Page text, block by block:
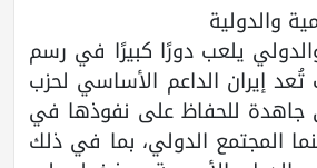
والدولية
يلعب دورًا كبيرًا في رسم
تُعد إيران الداعم الأساسي لحزب
للحفاظ على نفوذها في
المجتمع الدولي، بما في ذلك